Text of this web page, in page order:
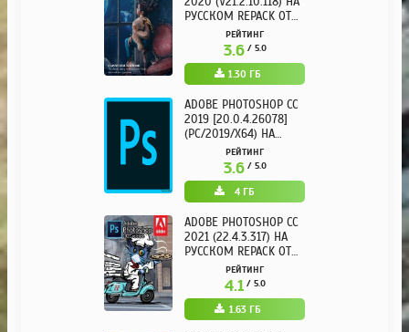
РУССКОМ REPACK ОТ
KPOJIUKРЕЙТИНГ
3.6/ 5.0
1.30 ГБ
ADOBE PHOTOSHOP CC
2019 [20.0.4.26078]
(PC/2019/X64) НА
РУССКОМРЕЙТИНГ
3.6/ 5.0
4 ГБ
ADOBE PHOTOSHOP CC
2021 (22.4.3.317) НА
РУССКОМ REPACK ОТ
KPOJIUKРЕЙТИНГ
4.1 / 5.0
1.63 ГБ